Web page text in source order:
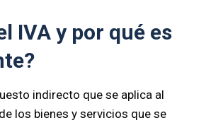
IVA y por qué es
indirecto que se aplica al
los bienes y servicios que se